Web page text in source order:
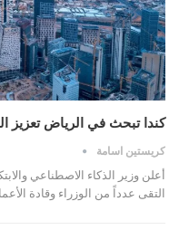
كندا تبحث في الرياض تعزيز
كريستين اسامة
أعلن وزير الذكاء الاصطناعي
التقى عدداً من الوزراء وقادة